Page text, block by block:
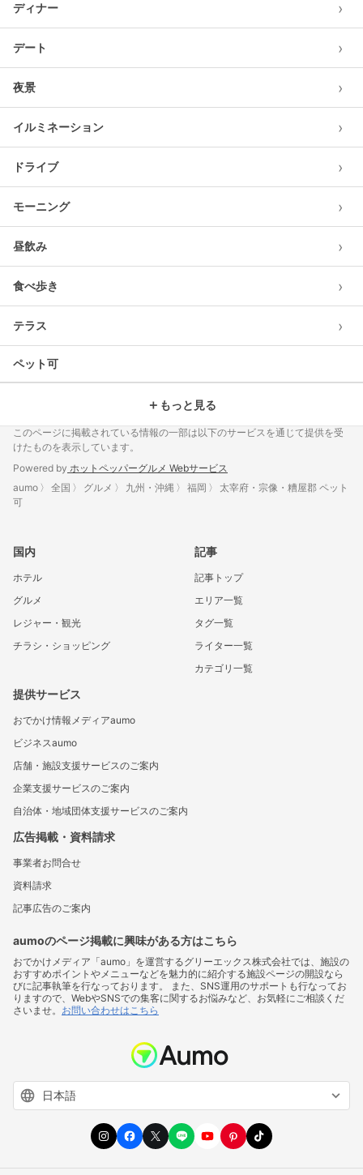
ディナー ›
デート ›
夜景 ›
イルミネーション ›
ドライブ ›
モーニング ›
昼飲み ›
食べ歩き ›
テラス ›
ペット可
＋ もっと見る
このページに掲載されている情報の一部は以下のサービスを通じて提供を受
けたものを表示しています。
Powered by ホットペッパーグルメ Webサービス
aumo
全国 グルメ 九州・沖縄 福岡
太宰府・宗像・糟屋郡 ペット
可
国内
ホテル
グルメ
レジャー・観光
チラシ・ショッピング
記事
記事トップ
エリア一覧
タグ一覧
ライター一覧
カテゴリ一覧
提供サービス
おでかけ情報メディアaumo
ビジネスaumo
店舗・施設支援サービスのご案内
企業支援サービスのご案内
自治体・地域団体支援サービスのご案内
広告掲載・資料請求
事業者お問合せ
資料請求
記事広告のご案内
aumoのページ掲載に興味がある方はこちら
おでかけメディア「aumo」を運営するグリーエックス株式会社では、施設の
おすすめポイントやメニューなどを魅力的に紹介する施設ページの開設なら
びに記事執筆を行なっております。 また、SNS運用のサポートも行なってお
りますので、WebやSNSでの集客に関するお悩みなど、お気軽にご相談くだ
さいませ。 お問い合わせはこちら